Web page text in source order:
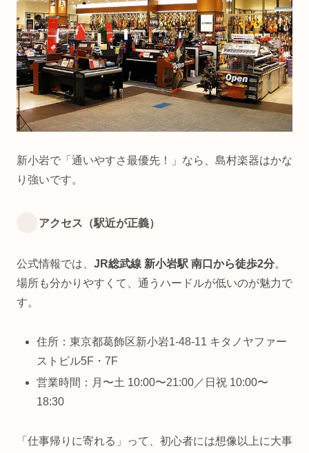
新小岩で「通いやすさ最優先！」なら、島村楽器はかな
り強いです。
アクセス（駅近が正義）
公式情報では、 JR総武線 新小岩駅 南口から徒歩2分。
場所も分かりやすくて、通うハードルが低いのが魅力で
す。
住所：東京都葛飾区新小岩1-48-11 キタノヤファー
ストビル5F・7F
営業時間：月〜土 10:00〜21:00／日祝 10:00〜
18:30
「仕事帰りに寄れる」って、初心者には想像以上に大事